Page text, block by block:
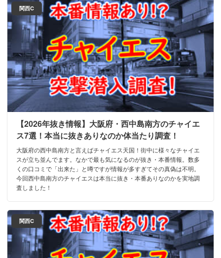
関西C
【2026年抜き情報】大阪府・西中島南方のチャイエ
ス7選！本当に抜きありなのか体当たり調査！
大阪府の西中島南方と言えばチャイエス天国！街中に様々なチャイエ
スが立ち並んでます。なかで最も気になるのが抜き・本番情報。数多
くの口コミで「出来た」と噂ですが情報が多すぎてその真偽は不明。
今回西中島南方のチャイエスは本当に抜き・本番ありなのかを実地調
査しました！
関西C